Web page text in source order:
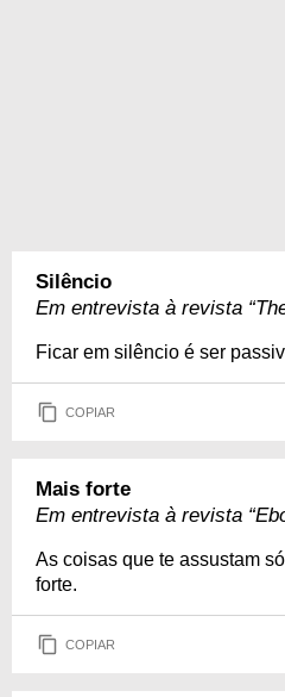
Silêncio
Em entrevista à revista
Ficar em silêncio é ser
COPIAR
Mais forte
Em entrevista à revista
As coisas que te assustam
forte.
COPIAR